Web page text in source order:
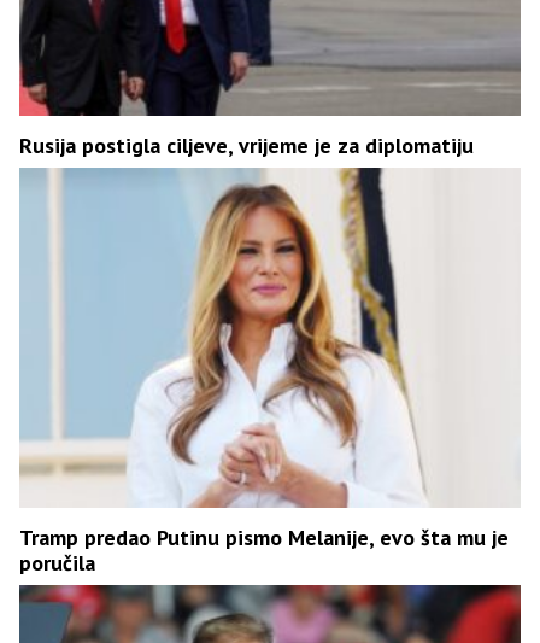
Rusija postigla ciljeve, vrijeme je za diplomatiju
Tramp predao Putinu pismo Melanije, evo šta mu je
poručila